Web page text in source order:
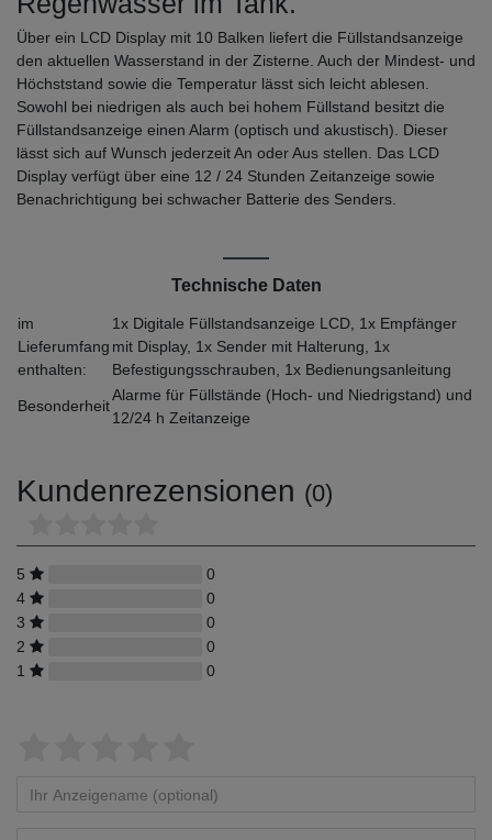
Über ein LCD Display mit 10 Balken liefert die Füllstandsanzeige
den aktuellen Wasserstand in der Zisterne. Auch der Mindest- und
Höchststand sowie die Temperatur lässt sich leicht ablesen.
Sowohl bei niedrigen als auch bei hohem Füllstand besitzt die
Füllstandsanzeige einen Alarm (optisch und akustisch). Dieser
lässt sich auf Wunsch jederzeit An oder Aus stellen. Das LCD
Display verfügt über eine 12 / 24 Stunden Zeitanzeige sowie
Benachrichtigung bei schwacher Batterie des Senders.
Technische Daten
im
Lieferumfang
enthalten:
1x Digitale Füllstandsanzeige LCD, 1x Empfänger
mit Display, 1x Sender mit Halterung, 1x
Befestigungsschrauben, 1x Bedienungsanleitung
Besonderheit
Alarme für Füllstände (Hoch- und Niedrigstand) und
12/24 h Zeitanzeige
Kundenrezensionen (0)
5
0
4
0
3
0
2
0
1
0